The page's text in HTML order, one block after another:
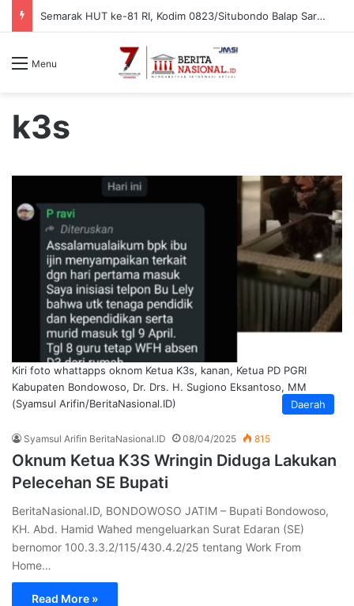
Semarak HUT ke-81 RI, Kodim 0823/Situbondo Balap Sarung Hingga Lomba Bongkar Senjata
Menu
k3s
Daerah
Kiri foto whattapps oknom Ketua K3s, kanan, Ketua PD PGRI
Kabupaten Bondowoso, Dr. Drs. H. Sugiono Eksantoso, MM
(Syamsul Arifin/BeritaNasional.ID)
Syamsul Arifin BeritaNasional.ID 08/04/2025 815
Oknum Ketua K3S Wringin Diduga Lakukan
Pelecehan SE Bupati
BeritaNasional.ID, BONDOWOSO JATIM – Bupati Bondowoso,
KH. Abd. Hamid Wahed mengeluarkan Surat Edaran (SE)
bernomor 100.3.3.2/115/430.4.2/25 tentang Work From
Home…
Read More »